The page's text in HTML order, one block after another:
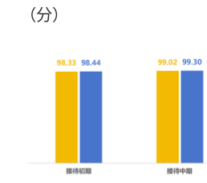
（分）